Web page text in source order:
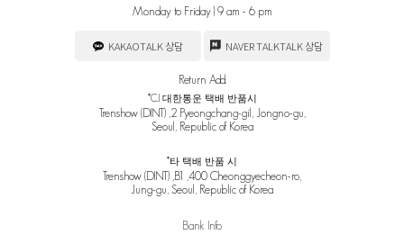
Monday to Friday | 9 am - 6 pm
KAKAOTALK 상담 NAVER TALKTALK 상담
Return Add.
*CJ 대한통운 택배 반품시
Trenshow (DINT) ,2 Pyeongchang-gil, Jongno-gu,
Seoul, Republic of Korea
*타 택배 반품 시
Trenshow (DINT) ,B1 ,400 Cheonggyecheon-ro,
Jung-gu, Seoul, Republic of Korea
Bank Info